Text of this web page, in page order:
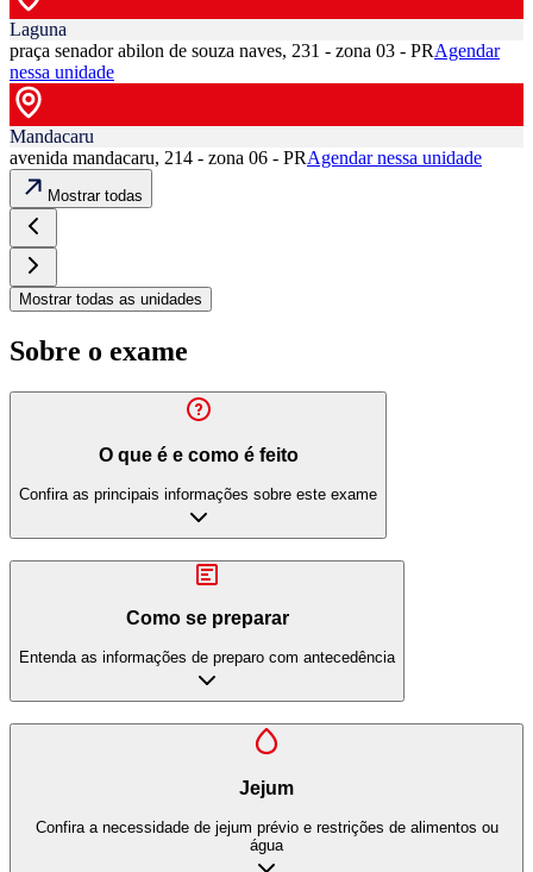
Laguna
praça senador abilon de souza naves, 231 - zona 03 - PRAgendar
nessa unidade
Mandacaru
avenida mandacaru, 214 - zona 06 - PRAgendar nessa unidade
Mostrar todas
Mostrar todas as unidades
Sobre o exame
O que é e como é feito
Confira as principais informações sobre este exame
Como se preparar
Entenda as informações de preparo com antecedência
Jejum
Confira a necessidade de jejum prévio e restrições de alimentos ou
água